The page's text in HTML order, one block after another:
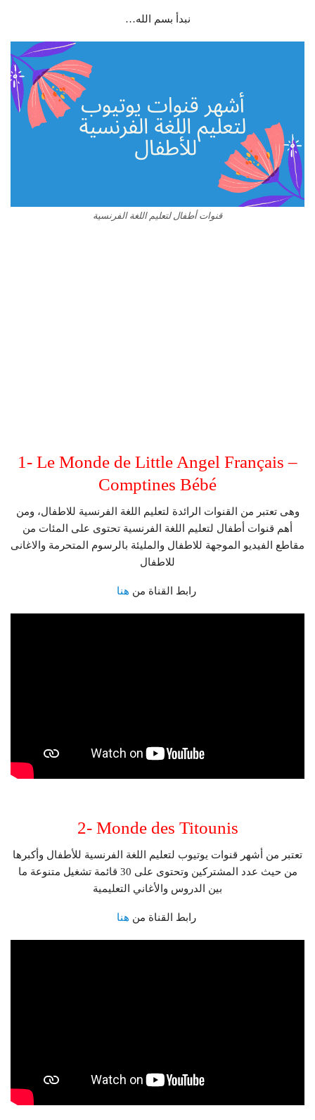
نبدأ بسم الله…
قنوات أطفال لتعليم اللغة الفرنسية
1- Le Monde de Little Angel Français –
Comptines Bébé
وهى تعتبر من القنوات الرائدة لتعليم اللغة الفرنسية للاطفال، ومن
أهم قنوات أطفال لتعليم اللغة الفرنسية تحتوى على المئات من
مقاطع الفيديو الموجهة للاطفال والمليئة بالرسوم المتحرمة والاغانى
للاطفال
رابط القناة منهنا
2- Monde des Titounis
تعتبر من أشهر قنوات يوتيوب لتعليم اللغة الفرنسية للأطفال وأكبرها
من حيث عدد المشتركين وتحتوى على 30 قائمة تشغيل متنوعة ما
بين الدروس والأغاني التعليمية
رابط القناة منهنا